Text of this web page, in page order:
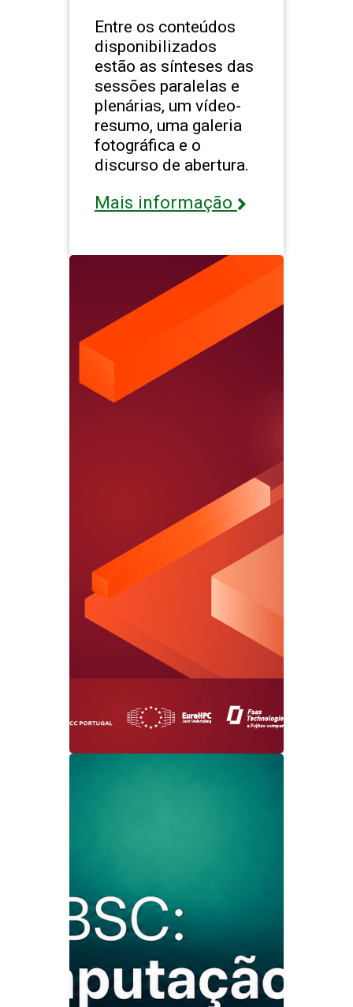
Entre os conteúdos
disponibilizados
estão as sínteses das
sessões paralelas e
plenárias, um vídeo-
resumo, uma galeria
fotográfica e o
discurso de abertura.
Mais informação